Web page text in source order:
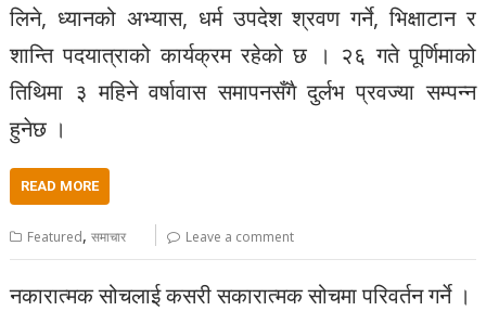
लिने, ध्यानको अभ्यास, धर्म उपदेश श्रवण गर्ने, भिक्षाटान र
शान्ति पदयात्राको कार्यक्रम रहेको छ । २६ गते पूर्णिमाको
तिथिमा ३ महिने वर्षावास समापनसँगै दुर्लभ प्रवज्या सम्पन्न
हुनेछ ।
READ MORE
Featured,समाचार Leave a comment
नकारात्मक सोचलाई कसरी सकारात्मक सोचमा परिवर्तन गर्ने ।